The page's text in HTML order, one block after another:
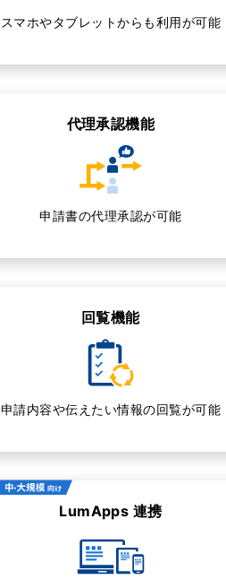
スマホやタブレットからも利用が可能
代理承認機能
申請書の代理承認が可能
回覧機能
申請内容や伝えたい情報の回覧が可能
LumApps 連携